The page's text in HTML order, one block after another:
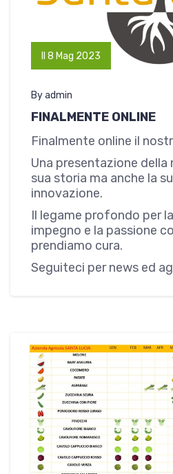
Il 8 Mag 2023
By admin
FINALMENTE ONLINE
Finalmente online il
Una presentazione della
sua storia ma anche la
innovazione.
Il legame profondo per
impegno e la passione
prendiamo cura.
Seguiteci per news ed